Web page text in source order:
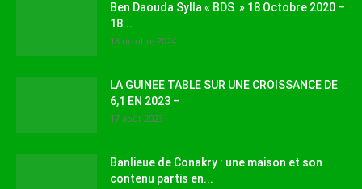
Ben Daouda Sylla « BDS » 18 Octobre 2020 –
18...
18 octobre 2024
LA GUINEE TABLE SUR UNE CROISSANCE DE
6,1 EN 2023 –
17 août 2023
Banlieue de Conakry : une maison et son
contenu partis en...